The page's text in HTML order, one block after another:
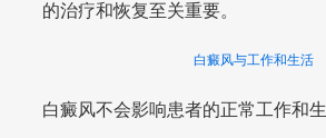
的治疗和恢复至关重要。
白癜风与工作和生活
白癜风不会影响患者的正常工作和